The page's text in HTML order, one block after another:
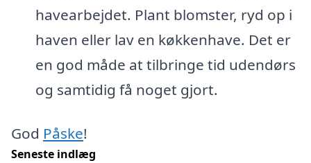
havearbejdet. Plant blomster, ryd op i
haven eller lav en køkkenhave. Det er
en god måde at tilbringe tid udendørs
og samtidig få noget gjort.
God Påske!
Seneste indlæg